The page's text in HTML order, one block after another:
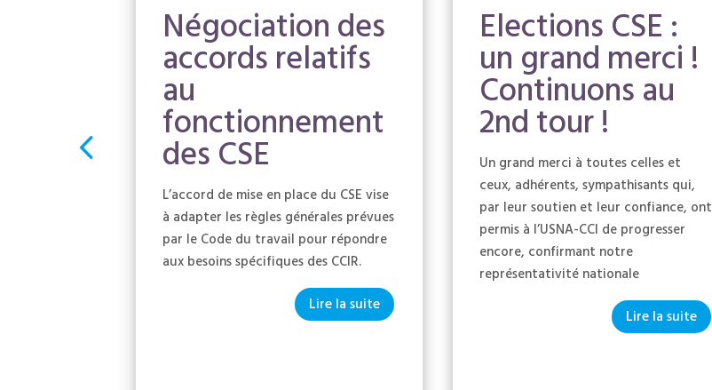
Négociation des
accords relatifs
au
fonctionnement
des CSE
L’accord de mise en place du CSE vise
à adapter les règles générales prévues
par le Code du travail pour répondre
aux besoins spécifiques des CCIR.
Lire la suite
Elections CSE :
un grand merci !
Continuons au
2nd tour !
Un grand merci à toutes celles et
ceux, adhérents, sympathisants qui,
par leur soutien et leur confiance, ont
permis à l’USNA-CCI de progresser
encore, confirmant notre
représentativité nationale
Lire la suite